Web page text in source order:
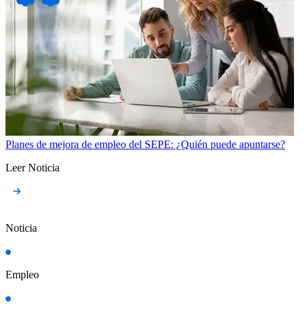
Planes de mejora de empleo del SEPE: ¿Quién puede apuntarse?
Leer Noticia
Noticia
Empleo